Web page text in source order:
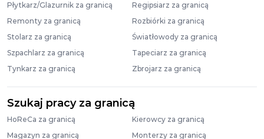
Płytkarz/Glazurnik za granicą
Regipsiarz za granicą
Remonty za granicą
Rozbiórki za granicą
Stolarz za granicą
Światłowody za granicą
Szpachlarz za granicą
Tapeciarz za granicą
Tynkarz za granicą
Zbrojarz za granicą
Szukaj pracy za granicą
HoReCa za granicą
Kierowcy za granicą
Magazyn za granicą
Monterzy za granicą